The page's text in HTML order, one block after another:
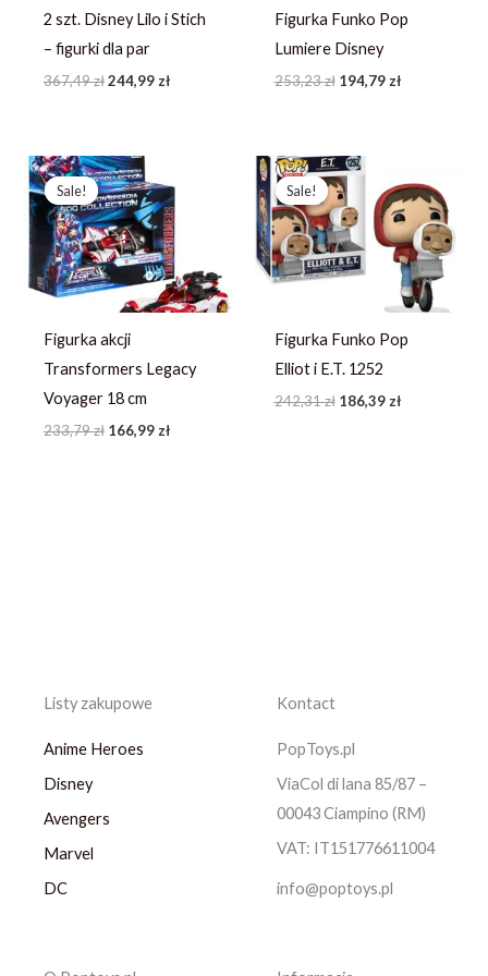
2 szt. Disney Lilo i Stich
– figurki dla par
367,49zł244,99 zł
Figurka Funko Pop
Lumiere Disney
253,23zł 194,79 zł
Sale!
Sale!
Figurka akcji
Transformers Legacy
Voyager 18 cm
233,79zł
Pierwotna
cena
wynosiła:
233,79 zł.
166,99 zł
cena
wynosi:
166,99 zł.
Sale!
Sale!
Figurka Funko Pop
Elliot i E.T. 1252
242,31zł
Pierwotna
cena
wynosiła:
242,31 zł.
186,39 zł
cena
wynosi:
186,39 zł.
Listy zakupowe
Anime Heroes
Disney
Avengers
Marvel
DC
Kontact
PopToys.pl
ViaCol di lana 85/87 –
00043 Ciampino (RM)
VAT: IT151776611004
info@poptoys.pl